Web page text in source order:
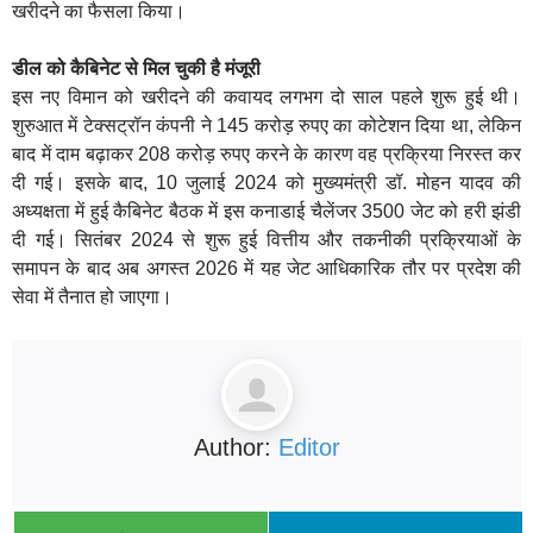
खरीदने का फैसला किया।
डील को कैबिनेट से मिल चुकी है मंजूरी
इस नए विमान को खरीदने की कवायद लगभग दो साल पहले शुरू हुई थी।
शुरुआत में टेक्सट्रॉन कंपनी ने 145 करोड़ रुपए का कोटेशन दिया था, लेकिन
बाद में दाम बढ़ाकर 208 करोड़ रुपए करने के कारण वह प्रक्रिया निरस्त कर
दी गई। इसके बाद, 10 जुलाई 2024 को मुख्यमंत्री डॉ. मोहन यादव की
अध्यक्षता में हुई कैबिनेट बैठक में इस कनाडाई चैलेंजर 3500 जेट को हरी झंडी
दी गई। सितंबर 2024 से शुरू हुई वित्तीय और तकनीकी प्रक्रियाओं के
समापन के बाद अब अगस्त 2026 में यह जेट आधिकारिक तौर पर प्रदेश की
सेवा में तैनात हो जाएगा।
Author: Editor